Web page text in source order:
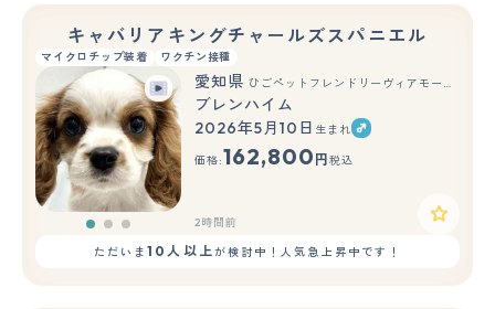
キャバリアキングチャールズスパニエル
マイクロチップ装着 ワクチン接種
もっと見る
愛知県 ひごペットフレンドリーヴィアモール アピタ江南西店
ブレンハイム
2026年5月10日 生まれ
価格:162,800 円 税込
2時間前
ただいま10人以上が検討中！人気急上昇中です！